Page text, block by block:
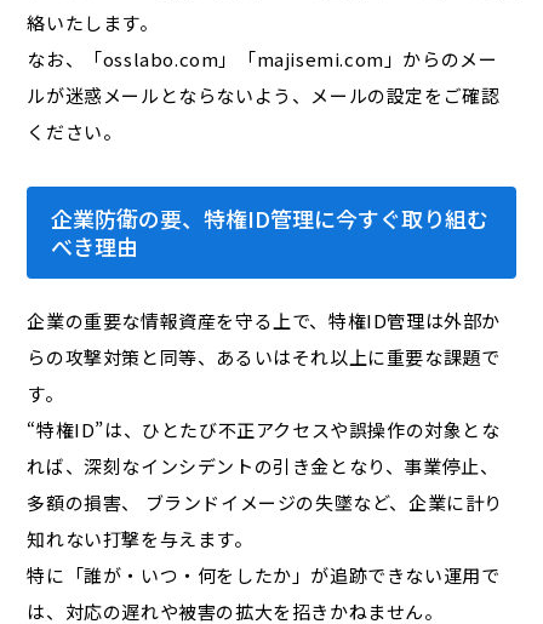
絡いたします。
なお、「osslabo.com」「majisemi.com」からのメー
ルが迷惑メールとならないよう、メールの設定をご確認
ください。
企業防衛の要、特権ID管理に今すぐ取り組む
べき理由
企業の重要な情報資産を守る上で、特権ID管理は外部か
らの攻撃対策と同等、あるいはそれ以上に重要な課題で
す。
“特権ID”は、ひとたび不正アクセスや誤操作の対象とな
れば、深刻なインシデントの引き金となり、事業停止、
多額の損害、 ブランドイメージの失墜など、企業に計り
知れない打撃を与えます。
特に「誰が・いつ・何をしたか」が追跡できない運用で
は、対応の遅れや被害の拡大を招きかねません。